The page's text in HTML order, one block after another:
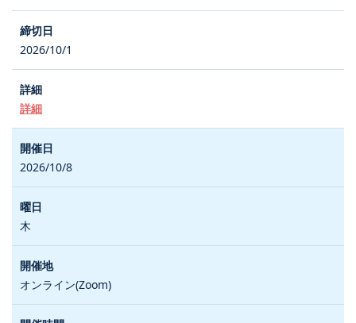
2026/10/1
詳細
2026/10/8
木
オンライン(Zoom)